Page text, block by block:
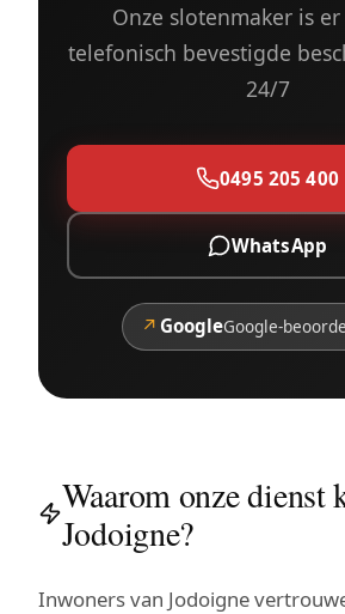
Onze slotenmaker is
telefonisch bevestigde
24/7
0495 205 400
WhatsApp
↗ GoogleGoogle-
Waarom onze dienst
Jodoigne?
Inwoners van Jodoigne